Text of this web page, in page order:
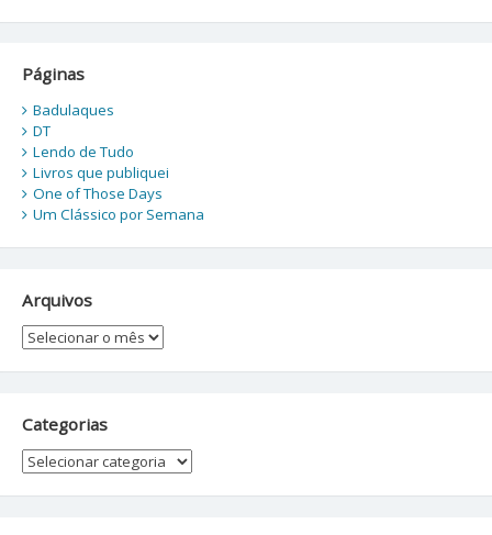
Páginas
Badulaques
DT
Lendo de Tudo
Livros que publiquei
One of Those Days
Um Clássico por Semana
Arquivos
Arquivos
Categorias
Categorias